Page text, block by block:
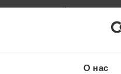
О нас
с ограниченной вместимостью